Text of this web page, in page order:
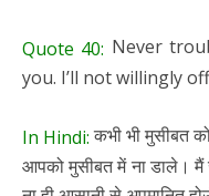
Quote 40: Never
you. I’ll not willingly
In Hindi:कभी भी मुसीबत
आपको मुसीबत में ना डाले।